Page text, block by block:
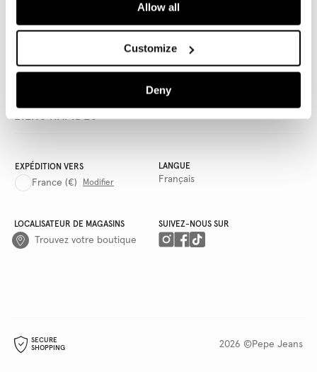
Allow all
Customize
Deny
EXPÉDITION VERS
France (€) Modifier
LANGUE
Français
LOCALISATEUR DE MAGASINS
Trouvez votre boutique
SUIVEZ-NOUS SUR
SECURE
SHOPPING
2026 ©Pepe Jeans